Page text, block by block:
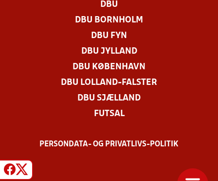
DBU
DBU BORNHOLM
DBU FYN
DBU JYLLAND
DBU KØBENHAVN
DBU LOLLAND-FALSTER
DBU SJÆLLAND
FUTSAL
PERSONDATA- OG PRIVATLIVS-POLITIK